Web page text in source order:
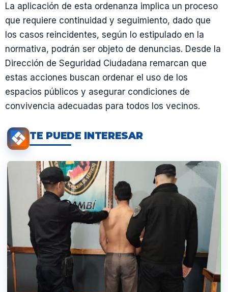
La aplicación de esta ordenanza implica un proceso
que requiere continuidad y seguimiento, dado que
los casos reincidentes, según lo estipulado en la
normativa, podrán ser objeto de denuncias. Desde la
Dirección de Seguridad Ciudadana remarcan que
estas acciones buscan ordenar el uso de los
espacios públicos y asegurar condiciones de
convivencia adecuadas para todos los vecinos.
TE PUEDE INTERESAR